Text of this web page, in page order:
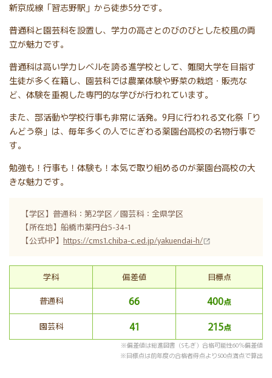
新京成線「習志野駅」から徒歩5分です。
普通科と園芸科を設置し、学力の高さとのびのびとした校風の両
立が魅力です。
普通科は高い学力レベルを誇る進学校として、難関大学を目指す
生徒が多く在籍し、園芸科では農業体験や野菜の栽培・販売な
ど、体験を重視した専門的な学びが行われています。
また、部活動や学校行事も非常に活発。9月に行われる文化祭「り
んどう祭」は、毎年多くの人でにぎわる薬園台高校の名物行事で
す。
勉強も！行事も！体験も！本気で取り組めるのが薬園台高校の大
きな魅力です。
【学区】普通科：第2学区／園芸科：全県学区
【所在地】船橋市薬円台5-34-1
【公式HP】 https://cms1.chiba-c.ed.jp/yakuendai-h/
学科 偏差値 目標点
普通科 66 400点
園芸科 41 215点
※偏差値は総進図書（Sもぎ）合格可能性60％偏差値
※目標点は前年度の合格者得点より500点満点で算出